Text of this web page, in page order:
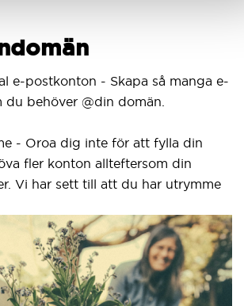
e-postkonton - Skapa så manga e-
behöver @din domän.
- Oroa dig inte för att fylla din
fler konton allteftersom din
Vi har sett till att du har utrymme